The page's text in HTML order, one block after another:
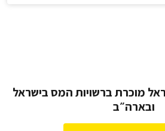
מוכרת ברשויות המס בישראל
ובארה״ב